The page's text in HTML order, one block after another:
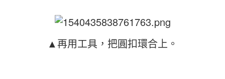
▲再用工具，把圓扣環合上。